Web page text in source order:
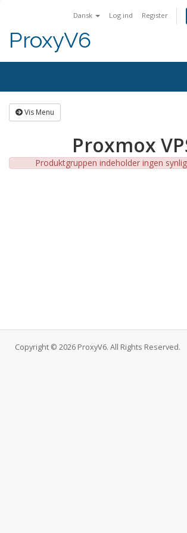
Dansk Log ind Register
ProxyV6
Vis Menu
Proxmox
Produktgruppen indeholder ingen
Copyright © 2026 ProxyV6. All Rights Reserved.